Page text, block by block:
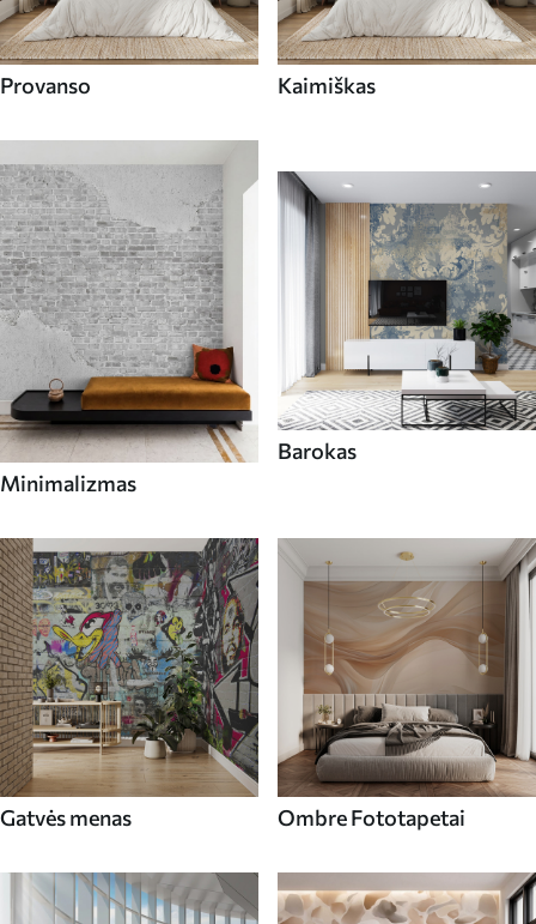
Provanso Kaimiškas
Minimalizmas
Barokas
Gatvės menas Ombre Fototapetai